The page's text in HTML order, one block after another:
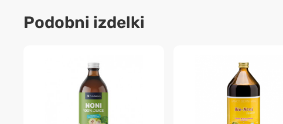
Podobni izdelki